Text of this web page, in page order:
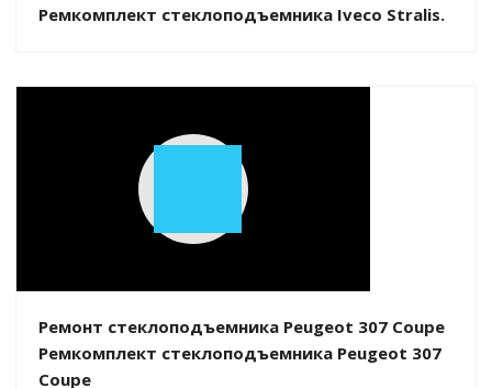
Ремкомплект стеклоподъемника Iveco Stralis.
Play
Ремонт стеклоподъемника Peugeot 307 Coupe
Ремкомплект стеклоподъемника Peugeot 307
Coupe